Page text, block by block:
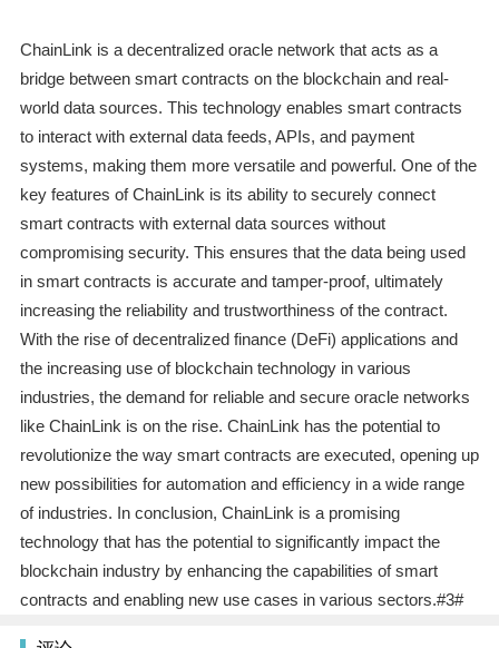
ChainLink is a decentralized oracle network that acts as a
bridge between smart contracts on the blockchain and real-
world data sources. This technology enables smart contracts
to interact with external data feeds, APIs, and payment
systems, making them more versatile and powerful. One of the
key features of ChainLink is its ability to securely connect
smart contracts with external data sources without
compromising security. This ensures that the data being used
in smart contracts is accurate and tamper-proof, ultimately
increasing the reliability and trustworthiness of the contract.
With the rise of decentralized finance (DeFi) applications and
the increasing use of blockchain technology in various
industries, the demand for reliable and secure oracle networks
like ChainLink is on the rise. ChainLink has the potential to
revolutionize the way smart contracts are executed, opening up
new possibilities for automation and efficiency in a wide range
of industries. In conclusion, ChainLink is a promising
technology that has the potential to significantly impact the
blockchain industry by enhancing the capabilities of smart
contracts and enabling new use cases in various sectors.#3#